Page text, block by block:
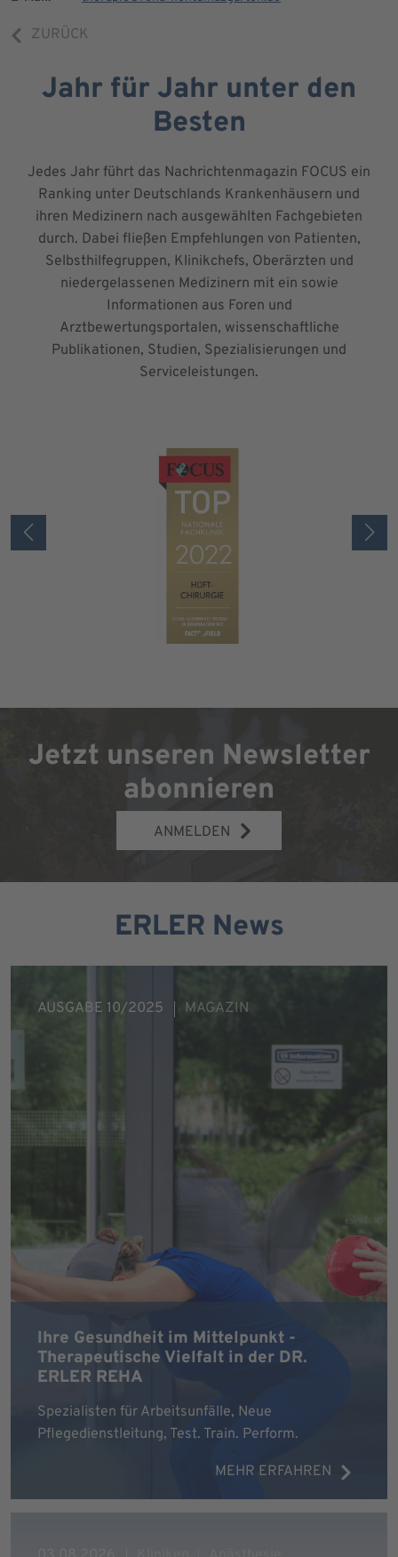
ZURÜCK
Jahr für Jahr unter den
Besten
Jedes Jahr führt das Nachrichtenmagazin FOCUS ein
Ranking unter Deutschlands Krankenhäusern und
ihren Medizinern nach ausgewählten Fachgebieten
durch. Dabei fließen Empfehlungen von Patienten,
Selbsthilfegruppen, Klinikchefs, Oberärzten und
niedergelassenen Medizinern mit ein sowie
Informationen aus Foren und
Arztbewertungsportalen, wissenschaftliche
Publikationen, Studien, Spezialisierungen und
Serviceleistungen.
Jetzt unseren Newsletter
abonnieren
ANMELDEN
ERLER News
Ihre Gesundheit im Mittelpunkt -
Therapeutische Vielfalt in der DR.
ERLER REHA
Spezialisten für Arbeitsunfälle, Neue
Pflegedienstleitung, Test. Train. Perform.
MEHR ERFAHREN
AUSGABE 10/2025 MAGAZIN